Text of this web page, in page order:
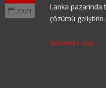
2021
Lanka
çözümü geliştirin.
Devamını oku